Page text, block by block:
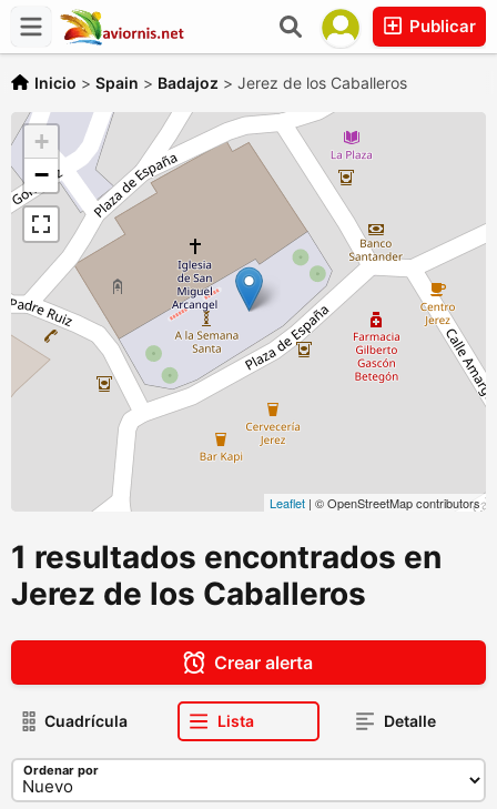
Publicar
Inicio > Spain > Badajoz > Jerez de los Caballeros
+
−
Leaflet | © OpenStreetMap contributors
1 resultados encontrados en
Jerez de los Caballeros
Crear alerta
Cuadrícula Lista Detalle
Ordenar por